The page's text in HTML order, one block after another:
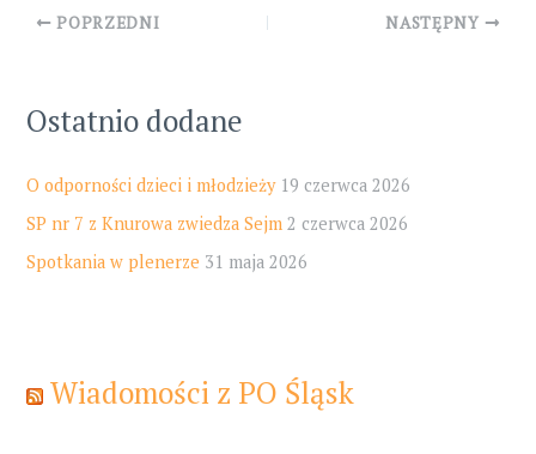
Post
POPRZEDNI NASTĘPNY
Ostatnio dodane
O odporności dzieci i młodzieży 19 czerwca 2026
SP nr 7 z Knurowa zwiedza Sejm 2 czerwca 2026
Spotkania w plenerze 31 maja 2026
Wiadomości z PO Śląsk